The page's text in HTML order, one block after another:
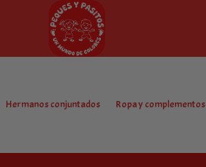
Hermanos conjuntados Ropa y complementos